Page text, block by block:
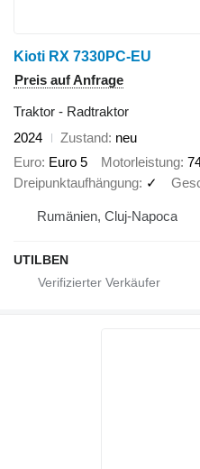
Kioti RX 7330PC-EU
Preis auf Anfrage
Traktor - Radtraktor
2024
Zustand neu
Euro Euro 5 Motorleistung
Dreipunktaufhängung ✓
Rumänien, Cluj-Napoca
UTILBEN